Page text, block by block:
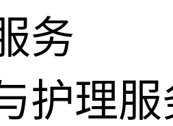
务
护理服